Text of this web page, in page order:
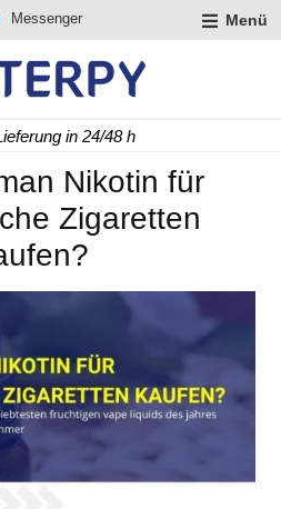
Messenger Menü
in 24/48 h
Nikotin für
Zigaretten